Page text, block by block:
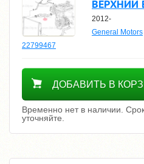
ВЕРХНИЙ
2012-
General Motors
22799467
Уточнить цену
ДОБАВИТЬ В
Временно нет в наличии.
уточняйте.